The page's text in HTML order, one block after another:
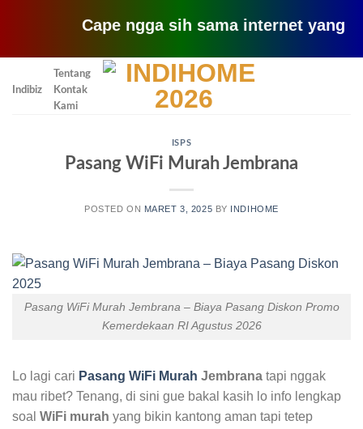
Cape ngga sih sama internet yang
Indibiz
Tentang
Kontak
Kami
ISPS
Pasang WiFi Murah Jembrana
POSTED ON MARET 3, 2025 BY INDIHOME
Pasang WiFi Murah Jembrana – Biaya Pasang Diskon Promo
Kemerdekaan RI Agustus 2026
Lo lagi cari Pasang WiFi Murah Jembrana tapi nggak
mau ribet? Tenang, di sini gue bakal kasih lo info lengkap
soal WiFi murah yang bikin kantong aman tapi tetep